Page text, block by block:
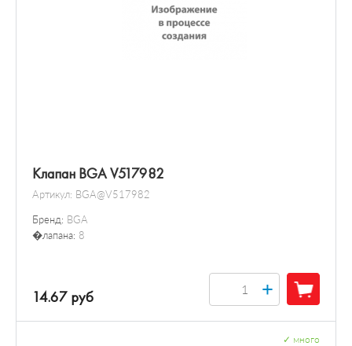
Клапан BGA V517982
Артикул: BGA@V517982
Бренд: BGA
�лапана: 8
14.67 руб +
много